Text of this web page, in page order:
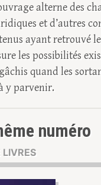
alterne des
et d’autres
ayant retrouvé
les possibilités
quand les
y parvenir.
numéro
LIVRES